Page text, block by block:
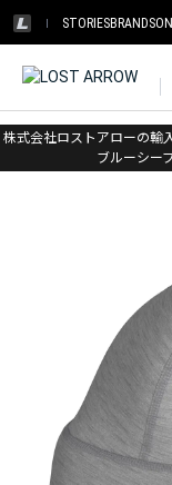
STORIESBRANDS
株式会社ロストアローの輸
ブルーシー
ホーム > スマートウール